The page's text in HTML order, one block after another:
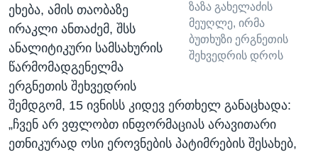
ზაზა გახელაძის
მეუღლე, ირმა
ბუთხუზი ერგნეთის
შეხვედრის დროს
ეხება, ამის თაობაზე
ირაკლი ანთაძემ, შსს
ანალიტიკური სამსახურის
წარმომადგენელმა
ერგნეთის შეხვედრის
შემდგომ, 15 ივნისს კიდევ ერთხელ განაცხადა:
„ჩვენ არ ვფლობთ ინფორმაციას არავითარი
ეთნიკურად ოსი ეროვნების პატიმრების შესახებ,